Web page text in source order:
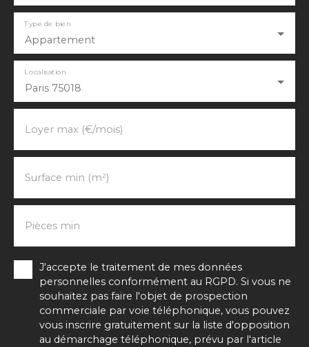
Appartement
Type de bien
Paris 75018
Localisation
Loyer max (€/mois)
Surface min (m²)
Pièces min
J'accepte le traitement de mes données
personnelles conformément au RGPD. Si vous ne
souhaitez pas faire l'objet de prospection
commerciale par voie téléphonique, vous pouvez
vous inscrire gratuitement sur la liste d'opposition
au démarchage téléphonique, prévu par l'article